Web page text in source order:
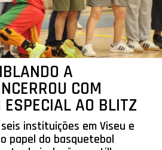
A
COM
ESPECIAL AO BLITZ
instituições em Viseu e
papel do basquetebol